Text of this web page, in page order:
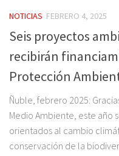
NOTICIAS FEBRERO 4, 2025
Seis proyectos
recibirán
Protección
Ñuble, febrero 2025:
Medio Ambiente, este año
orientados al cambio
conservación de la